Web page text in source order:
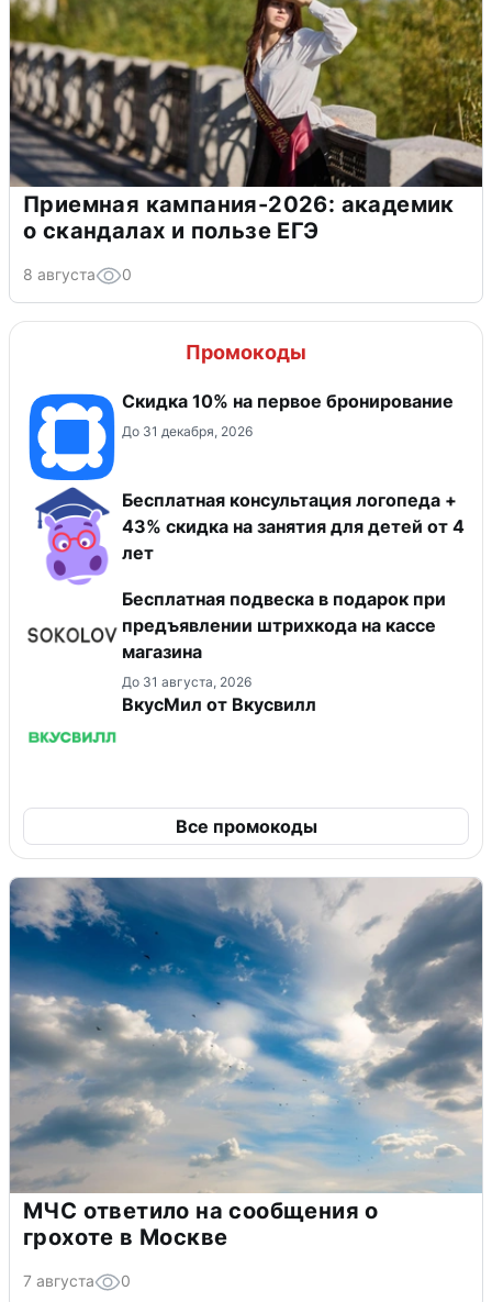
Приемная кампания-2026: академик
о скандалах и пользе ЕГЭ
8 августа 0
Промокоды
Скидка 10% на первое бронирование
До 31 декабря, 2026
Бесплатная консультация логопеда +
43% скидка на занятия для детей от 4
лет
Бесплатная подвеска в подарок при
предъявлении штрихкода на кассе
магазина
До 31 августа, 2026
ВкусМил от Вкусвилл
Все промокоды
МЧС ответило на сообщения о
грохоте в Москве
7 августа 0